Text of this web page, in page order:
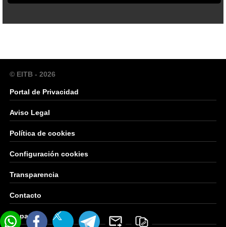
© EITB - 2026
Portal de Privacidad
Aviso Legal
Política de cookies
Configuración cookies
Transparencia
Contacto
Mapa Web